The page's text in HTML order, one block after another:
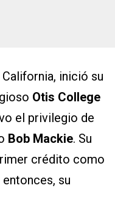
inició su
Otis College
el privilegio de
Bob Mackie. Su
crédito como
su